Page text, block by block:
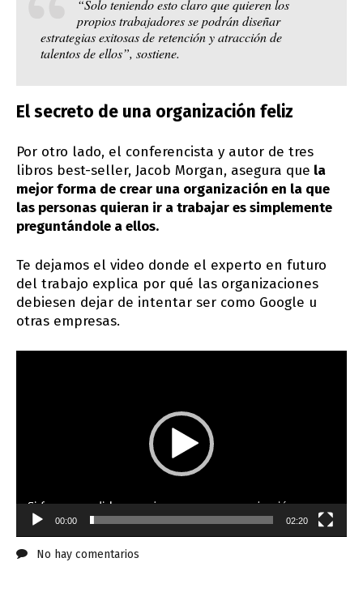
“Solo teniendo esto claro que quieren los
propios trabajadores se podrán diseñar
estrategias exitosas de retención y atracción de
talentos de ellos”, sostiene.
El secreto de una organización feliz
Por otro lado, el conferencista y autor de tres
libros best-seller, Jacob Morgan, asegura que la
mejor forma de crear una organización en la que
las personas quieran ir a trabajar es simplemente
preguntándole a ellos.
Te dejamos el video donde el experto en futuro
del trabajo explica por qué las organizaciones
debiesen dejar de intentar ser como Google u
otras empresas.
00:00 02:20
No hay comentarios